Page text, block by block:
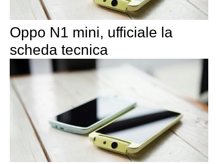
Oppo N1 mini, ufficiale la
scheda tecnica